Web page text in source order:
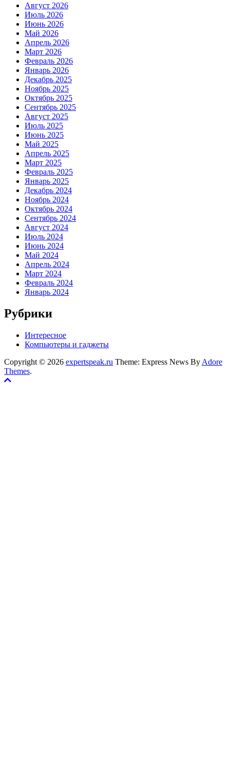
Август 2026
Июль 2026
Июнь 2026
Май 2026
Апрель 2026
Март 2026
Февраль 2026
Январь 2026
Декабрь 2025
Ноябрь 2025
Октябрь 2025
Сентябрь 2025
Август 2025
Июль 2025
Июнь 2025
Май 2025
Апрель 2025
Март 2025
Февраль 2025
Январь 2025
Декабрь 2024
Ноябрь 2024
Октябрь 2024
Сентябрь 2024
Август 2024
Июль 2024
Июнь 2024
Май 2024
Апрель 2024
Март 2024
Февраль 2024
Январь 2024
Рубрики
Интересное
Компьютеры и гаджеты
Copyright © 2026 expertspeak.ru Theme: Express News By Adore
Themes.